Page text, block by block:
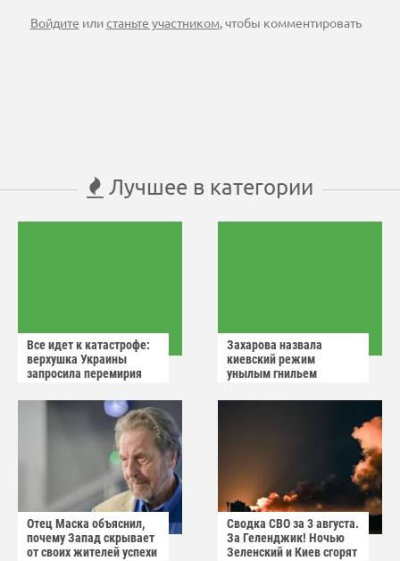
Войдите илистаньте участником, чтобы комментировать
Лучшее в категории
Все идет к катастрофе:
верхушка Украины
запросила перемирия
Захарова назвала
киевский режим
унылым гнильем
Отец Маска объяснил,
почему Запад скрывает
от своих жителей успехи
Сводка СВО за 3 августа.
За Геленджик! Ночью
Зеленский и Киев сгорят